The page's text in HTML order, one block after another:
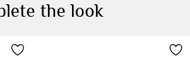
the look